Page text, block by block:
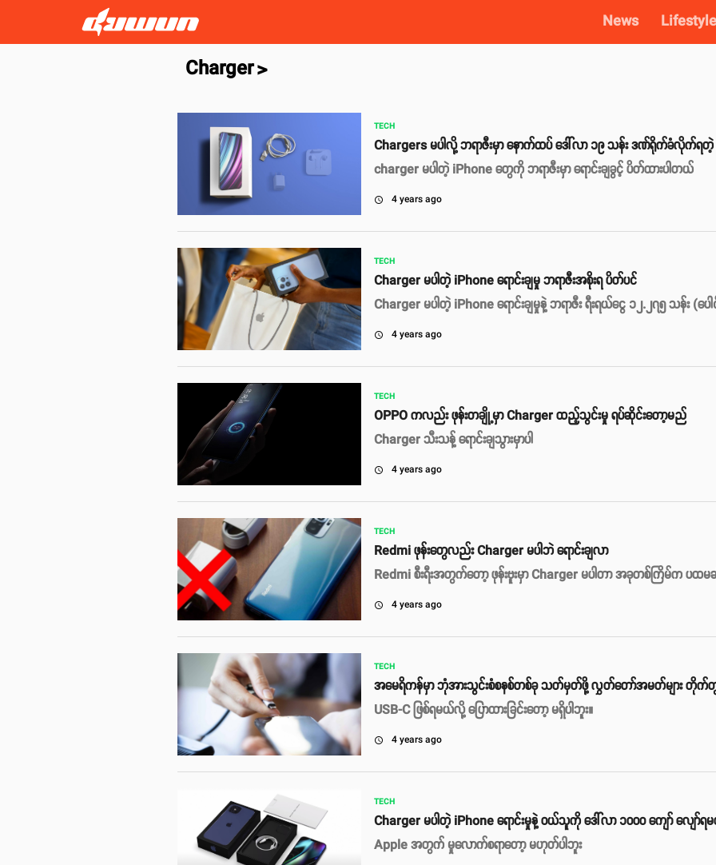
News Lifestyle
Charger>
TECH
Chargers မပါလို့ ဘရာဇီးမှာ နောက်ထပ် ဒေါ်လာ ၁၉ သန်း ဒဏ်ရိုက်ခံလိုက်ရ
charger မပါတဲ့ iPhone တွေကို ဘရာဇီးမှာ ရောင်းချခွင့် ပိတ်ထားပါတယ်
access_time 4 years ago
TECH
Charger မပါတဲ့ iPhone ရောင်းချမှု ဘရာဇီးအစိုးရ ပိတ်ပင်
Charger မပါတဲ့ iPhone ရောင်းချမှုနဲ့ ဘရာဇီး ရီးရယ်ငွေ ၁၂.၂၇၅ သန်း (
access_time 4 years ago
TECH
OPPO ကလည်း ဖုန်းတချို့မှာ Charger ထည့်သွင်းမှု ရပ်ဆိုင်းတော့မည်
Charger သီးသန့် ရောင်းချသွားမှာပါ
access_time 4 years ago
TECH
Redmi ဖုန်းတွေလည်း Charger မပါဘဲ ရောင်းချလာ
Redmi စီးရီးအတွက်တော့ ဖုန်းဗူးမှာ Charger မပါတာ အခုတစ်ကြိမ်က ပထမ
access_time 4 years ago
TECH
အမေရိကန်မှာ ဘုံအားသွင်းစံစနစ်တစ်ခု သတ်မှတ်ဖို့ လွှတ်တော်အမတ်များ တိုက်
USB-C ဖြစ်ရမယ်လို့ ပြောထားခြင်းတော့ မရှိပါဘူး။
access_time 4 years ago
TECH
Charger မပါတဲ့ iPhone ရောင်းမှုနဲ့ ဝယ်သူကို ဒေါ်လာ ၁၀၀၀ ကျော် လျော်
Apple အတွက် မှုလောက်စရာတော့ မဟုတ်ပါဘူး